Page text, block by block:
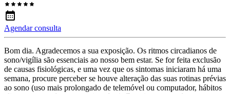
Agendar consulta
Bom dia. Agradecemos a sua exposição. Os ritmos circadianos de
sono/vigília são essenciais ao nosso bem estar. Se for feita exclusão
de causas fisiológicas, e uma vez que os sintomas iniciaram há uma
semana, procure perceber se houve alteração das suas rotinas prévias
ao sono (uso mais prolongado de telemóvel ou computador, hábitos